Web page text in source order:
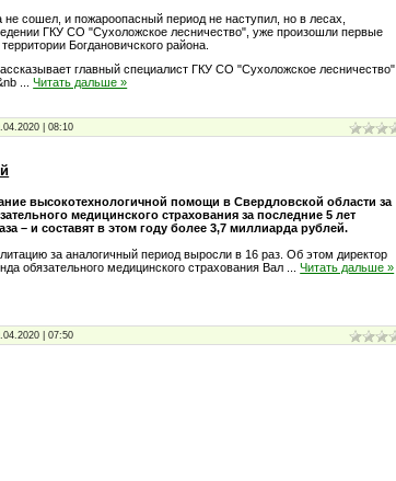
не сошел, и пожароопасный период не наступил, но в лесах,
ГКУ СО "Сухоложское лесничество", уже произошли первые
Богдановичского района.
главный специалист ГКУ СО "Сухоложское лесничество"
...Читать дальше »
|08:10
высокотехнологичной помощи в Свердловской области за
медицинского страхования за последние 5 лет
– и составят в этом году более 3,7 миллиарда рублей.
за аналогичный период выросли в 16 раз. Об этом директор
обязательного медицинского страхования Вал
...Читать дальше »
|07:50